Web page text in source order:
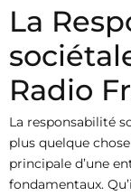
La
Radio
La responsabilité
plus quelque
principale d’une
fondamentaux.